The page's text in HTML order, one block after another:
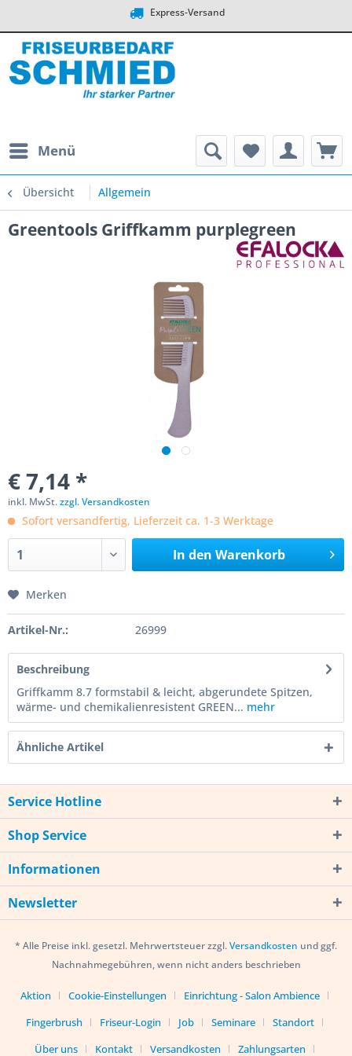
Express-Versand
Menü
Übersicht Allgemein
Greentools Griffkamm purplegreen
€ 7,14 *
inkl. MwSt.zzgl. Versandkosten
Sofort versandfertig, Lieferzeit ca. 1-3 Werktage
In den Warenkorb
Merken
Artikel-Nr.: 26999
Beschreibung
Griffkamm 8.7 formstabil & leicht, abgerundete Spitzen,
wärme- und chemikalienresistent GREEN... mehr
Ähnliche Artikel
Service Hotline
Shop Service
Informationen
Newsletter
* Alle Preise inkl. gesetzl. Mehrwertsteuer zzgl.Versandkosten und ggf.
Nachnahmegebühren, wenn nicht anders beschrieben
Aktion Cookie-Einstellungen
Einrichtung - Salon Ambience
Fingerbrush
Friseur-Login Job Seminare
Standort
Über uns
Kontakt Versandkosten Zahlungsarten